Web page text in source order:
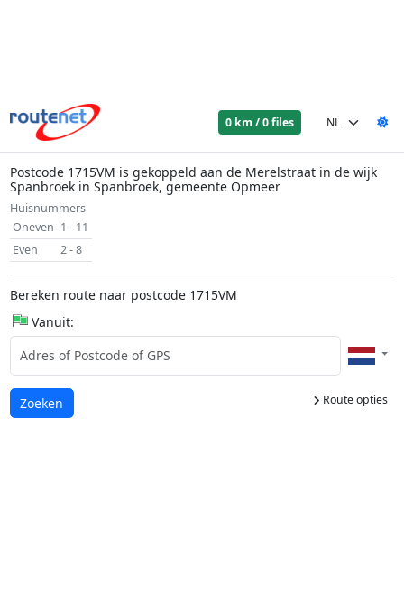
0 km / 0 files
Postcode 1715VM is gekoppeld aan de Merelstraat in de wijk
Spanbroek in Spanbroek, gemeente Opmeer
Huisnummers
Oneven 1 - 11
Even
2 - 8
Bereken route naar postcode 1715VM
Vanuit:
Route opties
Laden...
Zoeken